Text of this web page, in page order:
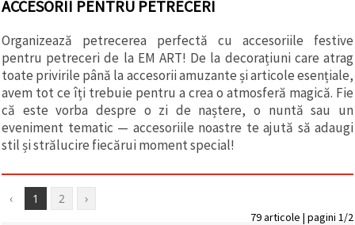
și
similare
pentru a
asigura
funcționarea
corectă a
site-ului,
pentru a vă
îmbunătăți
experiența
și, cu
dumneavoastră,
pentru a
analiza
traficul și a
ACCESORII PENTRU PETRECERI
Organizează petrecerea perfectă cu accesoriile festive
pentru petreceri de la EM ART! De la decorațiuni care atrag
toate privirile până la accesorii amuzante și articole esențiale,
avem tot ce îți trebuie pentru a crea o atmosferă magică. Fie
că este vorba despre o zi de naștere, o nuntă sau un
eveniment tematic — accesoriile noastre te ajută să adaugi
stil și strălucire fiecărui moment special!
‹ 1 2 ›
79 articole | pagini 1/2